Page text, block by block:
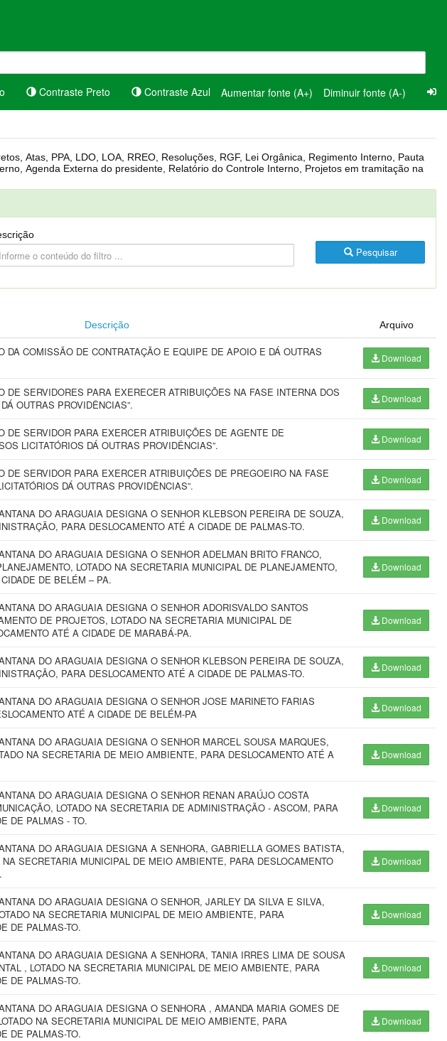
Contraste Preto Contraste Azul Aumentar fonte (A+) Diminuir fonte (A-)
Pesquisar
Descrição Arquivo
DA COMISSÃO DE CONTRATAÇÃO E EQUIPE DE APOIO E DÁ OUTRAS
Download
DE SERVIDORES PARA EXERECER ATRIBUIÇÕES NA FASE INTERNA DOS
OUTRAS PROVIDÊNCIAS”.
Download
DE SERVIDOR PARA EXERCER ATRIBUIÇÕES DE AGENTE DE
LICITATÓRIOS DÁ OUTRAS PROVIDÊNCIAS”.
Download
DE SERVIDOR PARA EXERCER ATRIBUIÇÕES DE PREGOEIRO NA FASE
DÁ OUTRAS PROVIDÊNCIAS”.
Download
DO ARAGUAIA DESIGNA O SENHOR KLEBSON PEREIRA DE SOUZA,
PARA DESLOCAMENTO ATÉ A CIDADE DE PALMAS-TO.
Download
DO ARAGUAIA DESIGNA O SENHOR ADELMAN BRITO FRANCO,
LOTADO NA SECRETARIA MUNICIPAL DE PLANEJAMENTO,
DE BELÉM – PA.
Download
DO ARAGUAIA DESIGNA O SENHOR ADORISVALDO SANTOS
DE PROJETOS, LOTADO NA SECRETARIA MUNICIPAL DE
ATÉ A CIDADE DE MARABÁ-PA.
Download
DO ARAGUAIA DESIGNA O SENHOR KLEBSON PEREIRA DE SOUZA,
PARA DESLOCAMENTO ATÉ A CIDADE DE PALMAS-TO.
Download
DO ARAGUAIA DESIGNA O SENHOR JOSE MARINETO FARIAS
ATÉ A CIDADE DE BELÉM-PA
Download
DO ARAGUAIA DESIGNA O SENHOR MARCEL SOUSA MARQUES,
NA SECRETARIA DE MEIO AMBIENTE, PARA DESLOCAMENTO ATÉ A
Download
DO ARAGUAIA DESIGNA O SENHOR RENAN ARAÚJO COSTA
LOTADO NA SECRETARIA DE ADMINISTRAÇÃO - ASCOM, PARA
DE PALMAS - TO.
Download
DO ARAGUAIA DESIGNA A SENHORA, GABRIELLA GOMES BATISTA,
SECRETARIA MUNICIPAL DE MEIO AMBIENTE, PARA DESLOCAMENTO
Download
DO ARAGUAIA DESIGNA O SENHOR, JARLEY DA SILVA E SILVA,
NA SECRETARIA MUNICIPAL DE MEIO AMBIENTE, PARA
DE PALMAS-TO.
Download
DO ARAGUAIA DESIGNA A SENHORA, TANIA IRRES LIMA DE SOUSA
, LOTADO NA SECRETARIA MUNICIPAL DE MEIO AMBIENTE, PARA
DE PALMAS-TO.
Download
DO ARAGUAIA DESIGNA O SENHORA , AMANDA MARIA GOMES DE
NA SECRETARIA MUNICIPAL DE MEIO AMBIENTE, PARA
DE PALMAS-TO.
Download